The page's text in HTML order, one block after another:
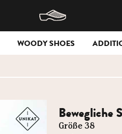
WOODY SHOES
Bewegliche
Größe 38